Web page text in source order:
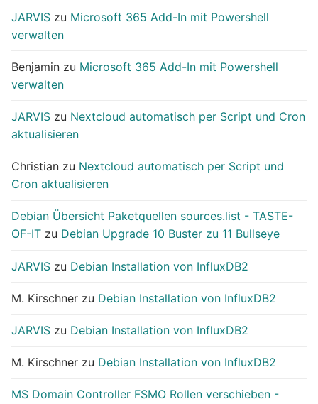
JARVIS zu Microsoft 365 Add-In mit Powershell
verwalten
Benjamin zu Microsoft 365 Add-In mit Powershell
verwalten
JARVIS zu Nextcloud automatisch per Script und Cron
aktualisieren
Christian zu Nextcloud automatisch per Script und
Cron aktualisieren
Debian Übersicht Paketquellen sources.list - TASTE-
OF-IT zu Debian Upgrade 10 Buster zu 11 Bullseye
JARVIS zu Debian Installation von InfluxDB2
M. Kirschner zu Debian Installation von InfluxDB2
JARVIS zu Debian Installation von InfluxDB2
M. Kirschner zu Debian Installation von InfluxDB2
MS Domain Controller FSMO Rollen verschieben -